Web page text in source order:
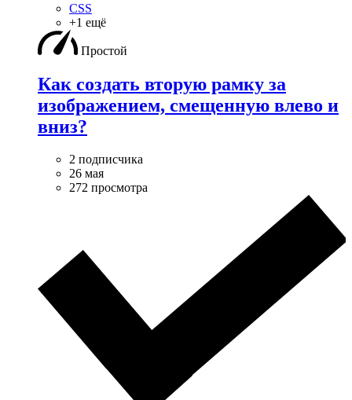
CSS
+1 ещё
Простой
Как создать вторую рамку за
изображением, смещенную влево и
вниз?
2 подписчика
26 мая
272 просмотра